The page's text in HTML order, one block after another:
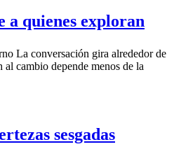
a quienes exploran
La conversación gira alrededor de
cambio depende menos de la
sesgadas